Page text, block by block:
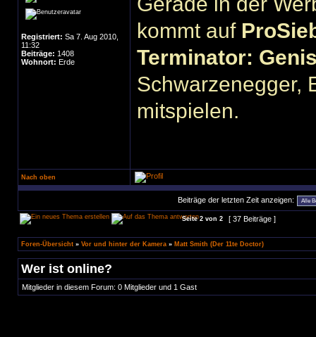
Registriert: Sa 7. Aug 2010,
11:32
Beiträge: 1408
Wohnort: Erde
kommt auf
Terminator:
Schwarzenegger,
mitspielen.
Nach oben
Beiträge der letzten Zeit anzeigen:
Seite2 von 2 [ 37 Beiträge ]
Foren-Übersicht » Vor und hinter der Kamera » Matt Smith (Der 11te Doctor)
Wer ist online?
Mitglieder in diesem Forum: 0 Mitglieder und 1 Gast